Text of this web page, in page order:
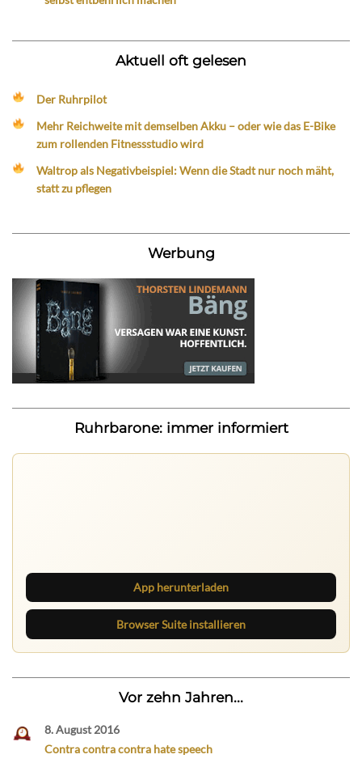
Aktuell oft gelesen
Der Ruhrpilot
Mehr Reichweite mit demselben Akku – oder wie das E-Bike
zum rollenden Fitnessstudio wird
Waltrop als Negativbeispiel: Wenn die Stadt nur noch mäht,
statt zu pflegen
Werbung
Ruhrbarone: immer informiert
App herunterladen
Browser Suite installieren
Vor zehn Jahren...
8. August 2016
Contra contra contra hate speech